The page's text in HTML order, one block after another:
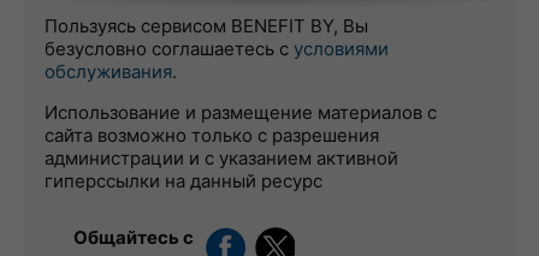
Пользуясь сервисом BENEFIT BY, Вы
безусловно соглашаетесь с условиями
обслуживания.
Использование и размещение материалов с
сайта возможно только с разрешения
администрации и с указанием активной
гиперссылки на данный ресурс
Общайтесь с